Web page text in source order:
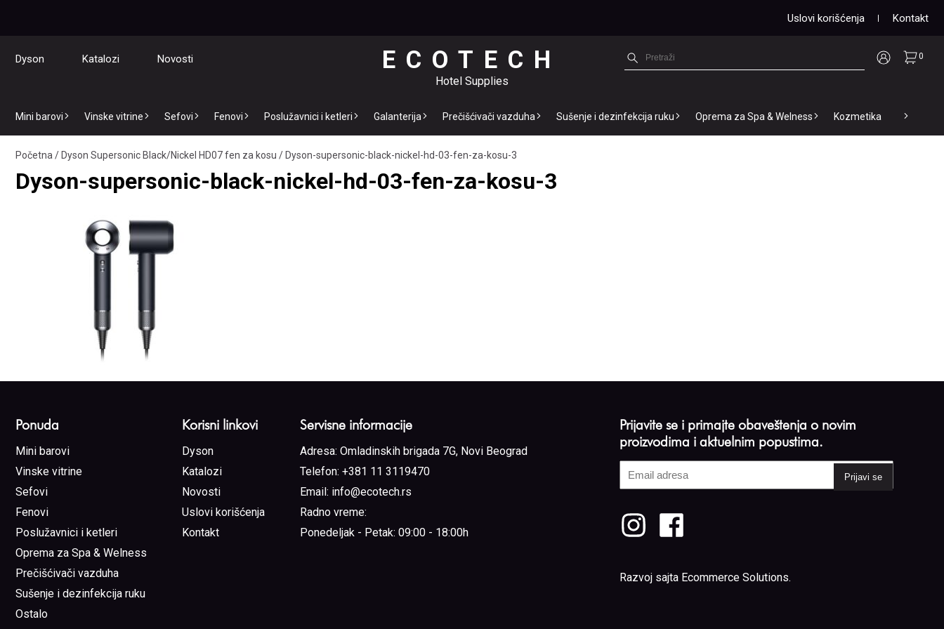
Uslovi korišćenja Kontakt
Dyson Katalozi Novosti ECOTECH
Hotel Supplies
0
Mini barovi Vinske vitrine Sefovi Fenovi Poslužavnici i ketleri Galanterija Prečišćivači vazduha Sušenje i dezinfekcija ruku Oprema za Spa & Welness Kozmetika
Početna /Dyson Supersonic Black/Nickel HD07 fen za kosu /Dyson-supersonic-black-nickel-hd-03-fen-za-kosu-3
Dyson-supersonic-black-nickel-hd-03-fen-za-kosu-3
Ponuda
Mini barovi
Vinske vitrine
Sefovi
Fenovi
Poslužavnici i ketleri
Oprema za Spa & Welness
Prečišćivači vazduha
Sušenje i dezinfekcija ruku
Ostalo
Korisni linkovi
Dyson
Katalozi
Novosti
Uslovi korišćenja
Kontakt
Servisne informacije
Adresa: Omladinskih brigada 7G, Novi Beograd
Telefon: +381 11 3119470
Email: info@ecotech.rs
Radno vreme:
Ponedeljak - Petak: 09:00 - 18:00h
Prijavite se i primajte obaveštenja o novim
proizvodima i aktuelnim popustima.
adresa
Razvoj sajta Ecommerce Solutions.